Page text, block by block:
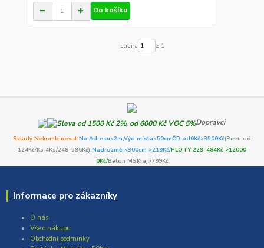
Do košíku
strana z 1
Dopravci
Sklady Nekombinovat!Na Adresu<2m,Výd.místa<50cmČR od0Kč>3500Kč(Pneu od
124Kč/Ks 4Ks/248-596Kč),Nadrozměr<300cm >219Kč/PLOTY 229-484Kč >12000
0Kč/Beton MSKraj>799Kč
Informace pro zákazníky
O nás
Vše o nákupu
Obchodní podmínky